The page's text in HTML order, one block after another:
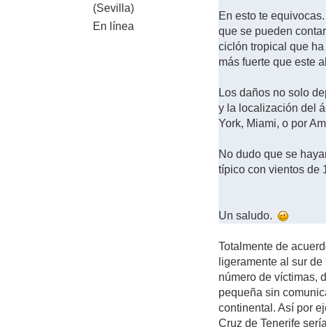
(Sevilla)
En línea
En esto te
que se pueden
ciclón tropical que
más fuerte que este
Los daños no solo
y la localización del
York, Miami, o por
No dudo que se
típico con vientos de
Un saludo.
Totalmente de
ligeramente al sur
número de víctimas,
pequeña sin
continental. Así por
Cruz de Tenerife